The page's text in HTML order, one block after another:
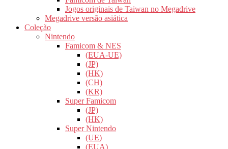
Jogos originais de Taiwan no Megadrive
Megadrive versão asiática
Coleção
Nintendo
Famicom & NES
(EUA-UE)
(JP)
(HK)
(CH)
(KR)
Super Famicom
(JP)
(HK)
Super Nintendo
(UE)
(EUA)